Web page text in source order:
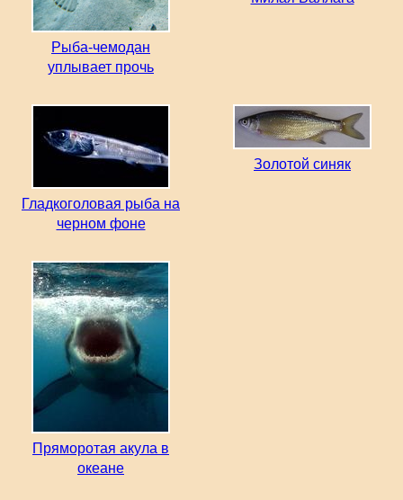
Рыба-чемодан
уплывает прочь
Гладкоголовая рыба на
черном фоне
Золотой синяк
Пряморотая акула в
океане